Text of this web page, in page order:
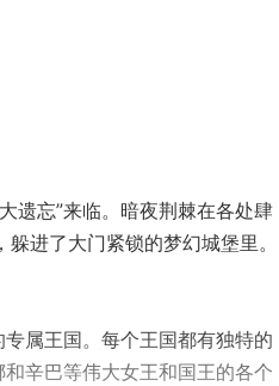
遗忘”来临。暗夜荆棘在各处肆
进了大门紧锁的梦幻城堡里。
属王国。每个王国都有独特的
辛巴等伟大女王和国王的各个